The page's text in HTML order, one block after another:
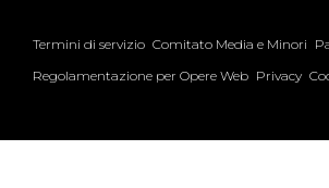
Termini di servizio Comitato Media e Minori
Regolamentazione per Opere Web Privacy